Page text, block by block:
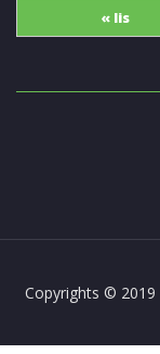
« lis
Copyrights © 2019